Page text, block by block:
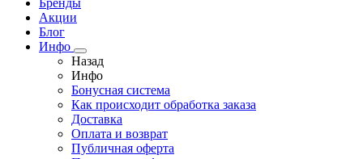
Бренды
Акции
Блог
Инфо
Назад
Инфо
Бонусная система
Как происходит обработка заказа
Доставка
Оплата и возврат
Публичная оферта